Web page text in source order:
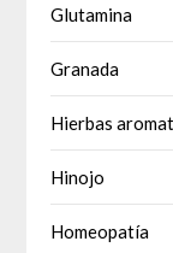
Glutamina
Granada
Hierbas
Hinojo
Homeopatía